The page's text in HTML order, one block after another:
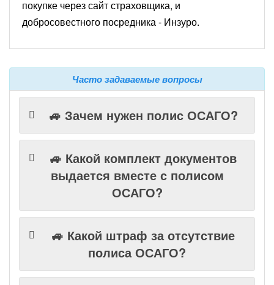
покупке через сайт страховщика, и
добросовестного посредника - Инзуро.
Часто задаваемые вопросы
🚙 Зачем нужен полис ОСАГО?
🚙 Какой комплект документов
выдается вместе с полисом
ОСАГО?
🚙 Какой штраф за отсутствие
полиса ОСАГО?